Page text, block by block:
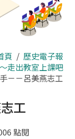
頁
歷史電子報
走出教室上課吧
－－呂美燕志工
工
點閱